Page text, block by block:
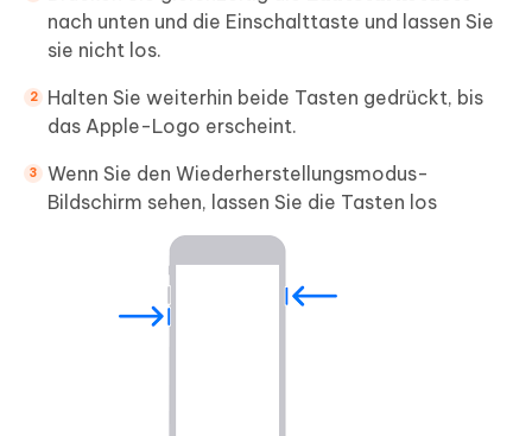
nach unten und die Einschalttaste und lassen Sie
sie nicht los.
Halten Sie weiterhin beide Tasten gedrückt, bis
das Apple-Logo erscheint.
Wenn Sie den Wiederherstellungsmodus-
Bildschirm sehen, lassen Sie die Tasten los